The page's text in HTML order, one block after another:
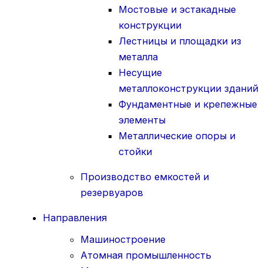
Мостовые и эстакадные
конструкции
Лестницы и площадки из
металла
Несущие
металлоконструкции зданий
Фундаментные и крепежные
элементы
Металлические опоры и
стойки
Производство емкостей и
резервуаров
Направления
Машиностроение
Атомная промышленность